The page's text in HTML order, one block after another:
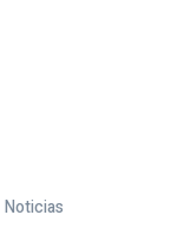
Noticias